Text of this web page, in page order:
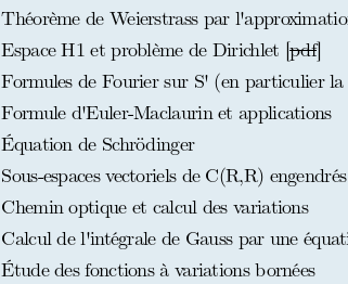
Théorème de Weierstrass par
Espace H1 et problème de Dirichlet [pdf]
Formules de Fourier sur S' (en particulier
Formule d'Euler-Maclaurin et applications
Équation de Schrödinger
Sous-espaces vectoriels de C(R,R)
Chemin optique et calcul des variations
Calcul de l'intégrale de Gauss par une
Étude des fonctions à variations bornées